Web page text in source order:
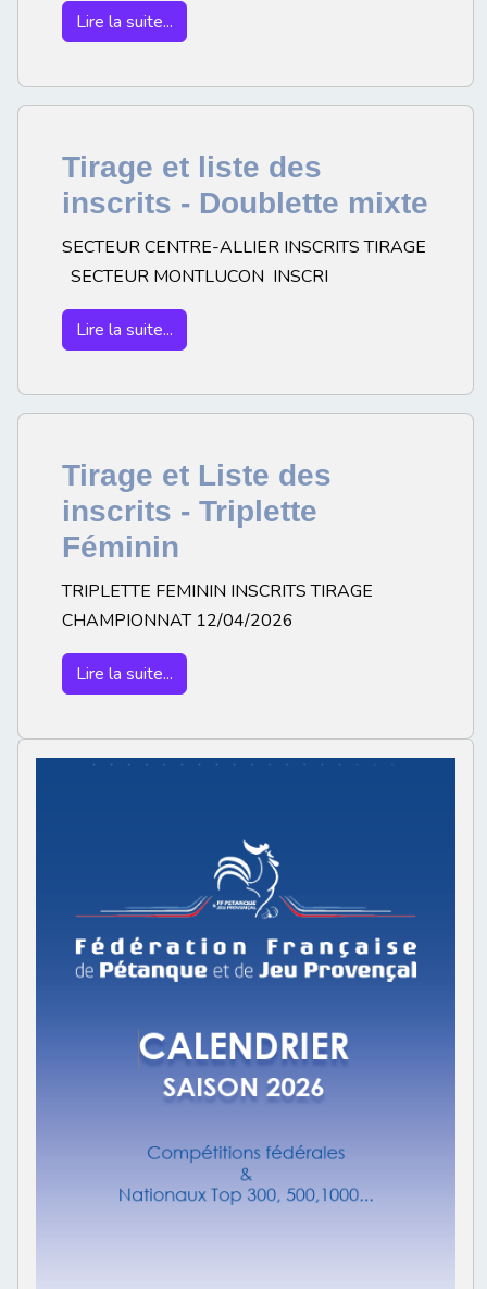
Lire la suite...
Tirage et liste des
inscrits - Doublette mixte
SECTEUR CENTRE-ALLIER INSCRITS TIRAGE
SECTEUR MONTLUCON INSCRI
Lire la suite...
Tirage et Liste des
inscrits - Triplette
Féminin
TRIPLETTE FEMININ INSCRITS TIRAGE
CHAMPIONNAT 12/04/2026
Lire la suite...